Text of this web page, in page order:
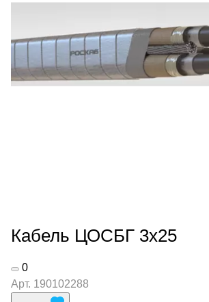
Кабель ЦОСБГ 3х25
0
Арт. 190102288